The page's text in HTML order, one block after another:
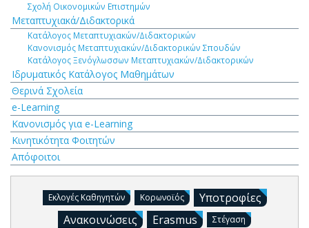
Σχολή Οικονομικών Επιστημών
Μεταπτυχιακά/Διδακτορικά
Κατάλογος Μεταπτυχιακών/Διδακτορικών
Κανονισμός Μεταπτυχιακών/Διδακτορικών Σπουδών
Κατάλογος Ξενόγλωσσων Μεταπτυχιακών/Διδακτορικών
Ιδρυματικός Κατάλογος Μαθημάτων
Θερινά Σχολεία
e-Learning
Κανονισμός για e-Learning
Κινητικότητα Φοιτητών
Απόφοιτοι
Εκλογές Καθηγητών Κορωνοϊός
Υποτροφίες
Ανακοινώσεις
Erasmus
Στέγαση